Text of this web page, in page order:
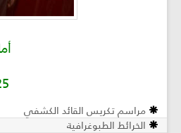
مراسم تكريس القائد الكشفي
الخرائط الطبوغرافية